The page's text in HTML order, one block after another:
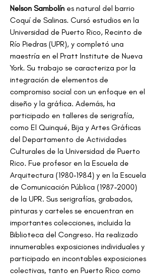
Nelson Sambolín es natural del barrio
Coquí de Salinas. Cursó estudios en la
Universidad de Puerto Rico, Recinto de
Río Piedras (UPR), y completó una
maestría en el Pratt Institute de Nueva
York. Su trabajo se caracteriza por la
integración de elementos de
compromiso social con un enfoque en el
diseño y la gráfica. Además, ha
participado en talleres de serigrafía,
como El Quinqué, Bija y Artes Gráficas
del Departamento de Actividades
Culturales de la Universidad de Puerto
Rico. Fue profesor en la Escuela de
Arquitectura (1980‑1984) y en la Escuela
de Comunicación Pública (1987‑2000)
de la UPR. Sus serigrafías, grabados,
pinturas y carteles se encuentran en
importantes colecciones, incluida la
Biblioteca del Congreso. Ha realizado
innumerables exposiciones individuales y
participado en incontables exposiciones
colectivas, tanto en Puerto Rico como